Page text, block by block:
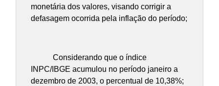
monetária dos valores, visando corrigir a
defasagem ocorrida pela inflação do período;
Considerando que o índice
INPC/IBGE acumulou no período janeiro a
dezembro de 2003, o percentual de 10,38%;